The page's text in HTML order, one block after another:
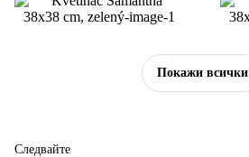
Покажи всички
Следвайте